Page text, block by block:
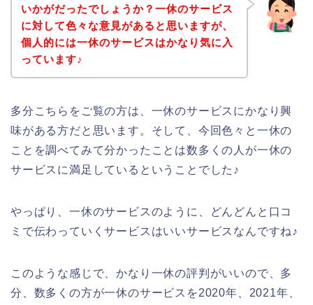
いかがだったでしょうか？一休のサービス
に対して色々な意見があると思いますが、
個人的には一休のサービスはかなり気に入
っています♪
多分こちらをご覧の方は、一休のサービスにかなり興
味がある方だと思います。そして、今回色々と一休の
ことを調べてみて分かったことは数多くの人が一休の
サービスに満足しているということでした♪
やっぱり、一休のサービスのように、どんどんと口コ
ミで伝わっていくサービスはいいサービスなんですね♪
このような感じで、かなり一休の評判がいいので、多
分、数多くの方が一休のサービスを2020年、2021年、